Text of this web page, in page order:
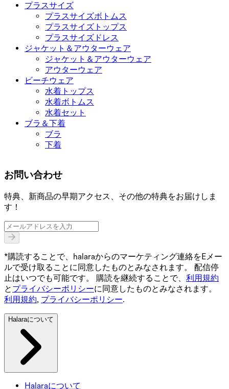
プラスサイズ
プラスサイズボトムス
プラスサイズトップス
プラスサイズドレス
ジャケット＆アウターウェア
ジャケット＆アウターウェア
アウターウェア
ビーチウェア
水着トップス
水着ボトムス
水着セット
ブラ＆下着
ブラ
下着
お問い合わせ
特典、新商品の早期アクセス、その他の特典をお届けしま
す！
*購読することで、halaraからのマーケティング連絡をEメー
ルで受け取ることに同意したものとみなされます。 配信停
止はいつでも可能です。 購読を継続することで、 利用規約
と プライバシーポリシーに同意したものとみなされます。
利用規約, プライバシーポリシー.
Halaraについて
Halaraについて